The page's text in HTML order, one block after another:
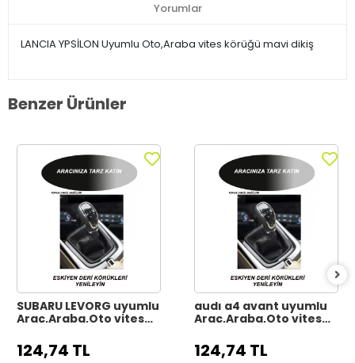
Yorumlar
LANCIA YPSİLON Uyumlu Oto,Araba vites körüğü mavi dikiş
Benzer Ürünler
SUBARU LEVORG uyumlu
Araç,Araba,Oto vites
124,74 TL
audı a4 avant uyumlu
Araç,Araba,Oto vites
124,74 TL